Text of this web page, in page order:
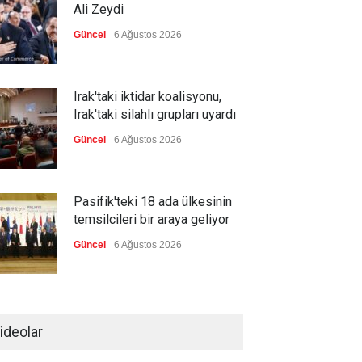
Ali Zeydi
Güncel 6 Ağustos 2026
Irak'taki iktidar koalisyonu,
Irak'taki silahlı grupları uyardı
Güncel 6 Ağustos 2026
Pasifik'teki 18 ada ülkesinin
temsilcileri bir araya geliyor
Güncel 6 Ağustos 2026